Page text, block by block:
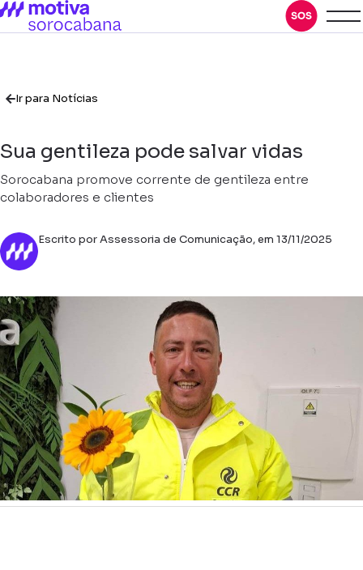
Ir para Notícias
Sua gentileza pode salvar vidas
Sorocabana promove corrente de gentileza entre
colaboradores e clientes
Escrito por Assessoria de Comunicação, em 13/11/2025